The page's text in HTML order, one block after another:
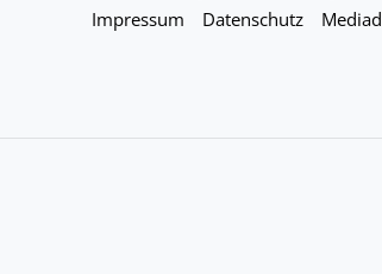
Impressum
Datenschutz